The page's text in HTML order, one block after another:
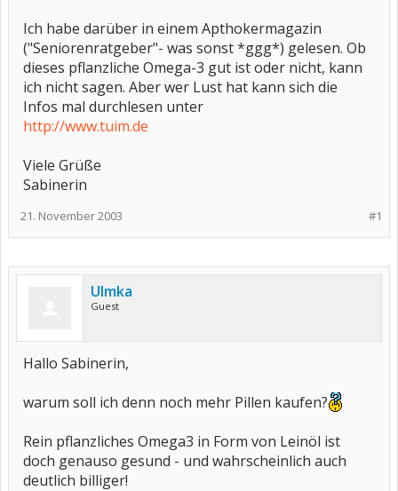
Ich habe darüber in einem Apthokermagazin
("Seniorenratgeber"- was sonst *ggg*) gelesen. Ob
dieses pflanzliche Omega-3 gut ist oder nicht, kann
ich nicht sagen. Aber wer Lust hat kann sich die
Infos mal durchlesen unter
http://www.tuim.de
Viele Grüße
Sabinerin
#1
21. November 2003
Ulmka
Guest
Hallo Sabinerin,
warum soll ich denn noch mehr Pillen kaufen?
Rein pflanzliches Omega3 in Form von Leinöl ist
doch genauso gesund - und wahrscheinlich auch
deutlich billiger!